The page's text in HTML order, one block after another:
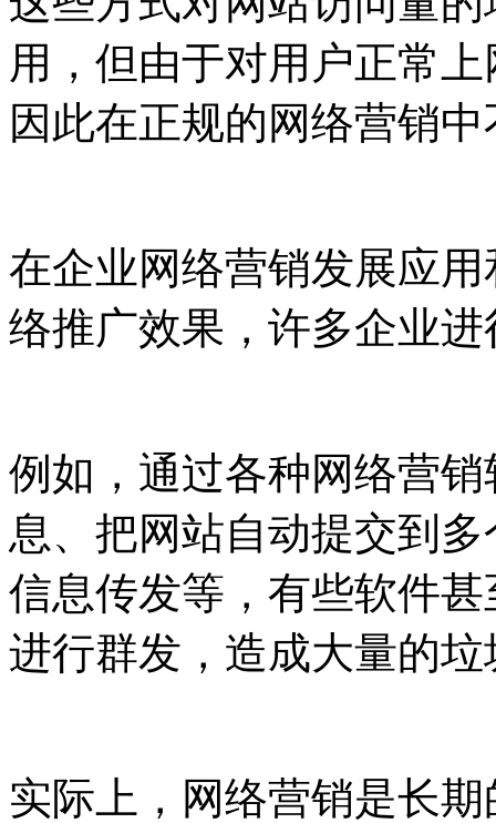
用，但由于对用户正常
因此在正规的网络营销
在企业网络营销发展应
络推广效果，许多企业
例如，通过各种网络营
息、把网站自动提交到
信息传发等，有些软件
进行群发，造成大量的
实际上，网络营销是长